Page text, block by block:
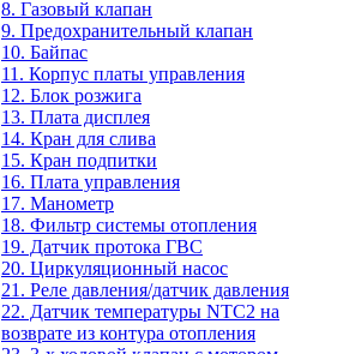
8. Газовый клапан
9. Предохранительный клапан
10. Байпас
11. Корпус платы управления
12. Блок розжига
13. Плата дисплея
14. Кран для слива
15. Кран подпитки
16. Плата управления
17. Манометр
18. Фильтр системы отопления
19. Датчик протока ГВС
20. Циркуляционный насос
21. Реле давления/датчик давления
22. Датчик температуры NTC2 на
возврате из контура отопления